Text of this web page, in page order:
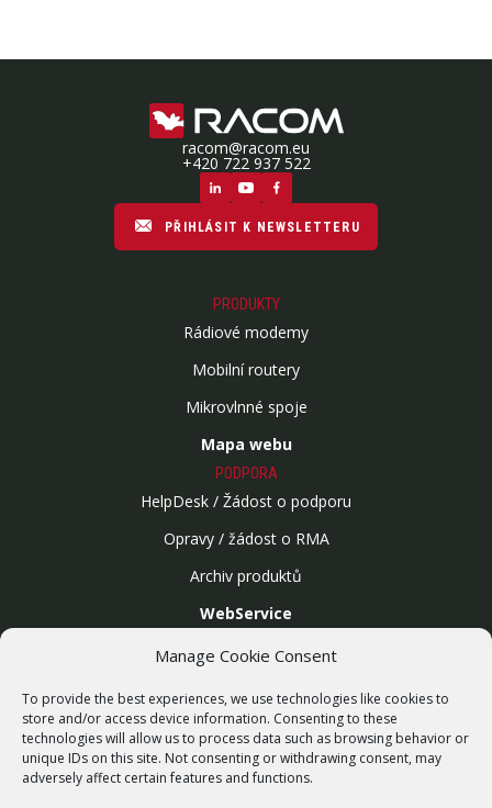
Manage Cookie Consent
To provide the best experiences, we use technologies like cookies to
store and/or access device information. Consenting to these
technologies will allow us to process data such as browsing behavior or
unique IDs on this site. Not consenting or withdrawing consent, may
adversely affect certain features and functions.
racom@racom.eu
+420 722 937 522
PŘIHLÁSIT K NEWSLETTERU
PRODUKTY
Rádiové modemy
Mobilní routery
Mikrovlnné spoje
Mapa webu
PODPORA
HelpDesk / Žádost o podporu
Opravy / žádost o RMA
Archiv produktů
WebService
Bezdrátové sítě
Zakázková výroba
Report zranitelnosti
O NÁS